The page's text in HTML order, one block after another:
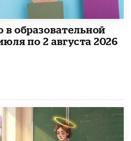
образовательной
по 2 августа 2026